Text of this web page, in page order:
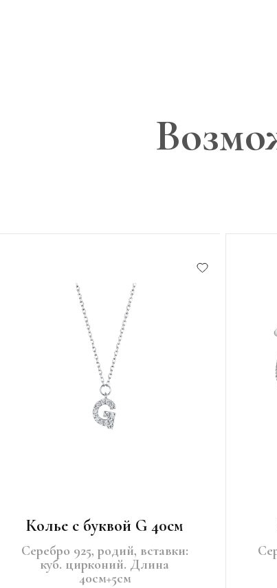
Колье с буквой G 40см
Серебро 925, родий, вставки:
куб. цирконий. Длина
40см+5см